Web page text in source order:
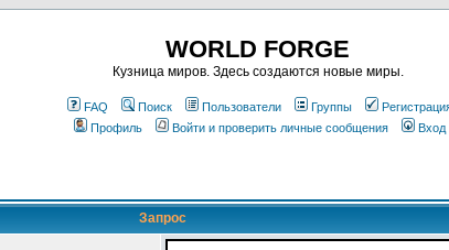
WORLD FORGE
Кузница миров. Здесь создаются новые миры.
FAQ Поиск Пользователи Группы
Профиль
Войти и проверить личные сообщения Вход
Запрос